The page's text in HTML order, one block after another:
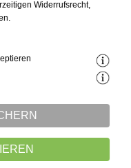
zu Banken und
Wider­rufs­recht,